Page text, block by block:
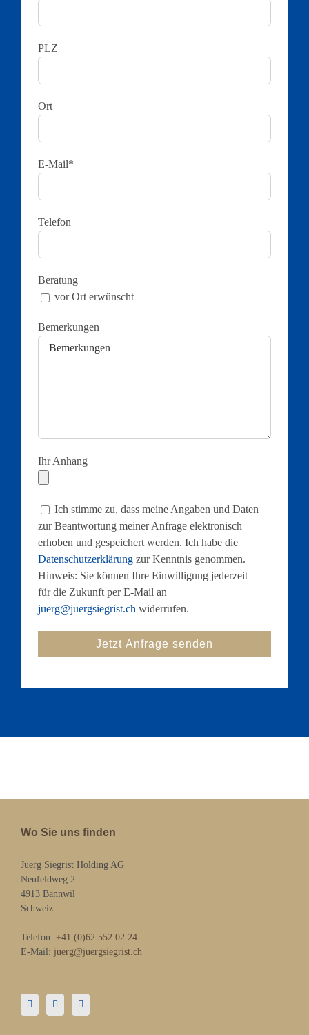
PLZ
Ort
E-Mail*
Telefon
Beratung
vor Ort erwünscht
Bemerkungen
Ihr Anhang
Ich stimme zu, dass meine Angaben und Daten
zur Beantwortung meiner Anfrage elektronisch
erhoben und gespeichert werden. Ich habe die
Datenschutzerklärungzur Kenntnis genommen.
Hinweis: Sie können Ihre Einwilligung jederzeit
für die Zukunft per E-Mail an
juerg@juergsiegrist.ch widerrufen.
Wo Sie uns finden
Juerg Siegrist Holding AG
Neufeldweg 2
4913 Bannwil
Schweiz
Telefon: +41 (0)62 552 02 24
E-Mail: juerg@juergsiegrist.ch